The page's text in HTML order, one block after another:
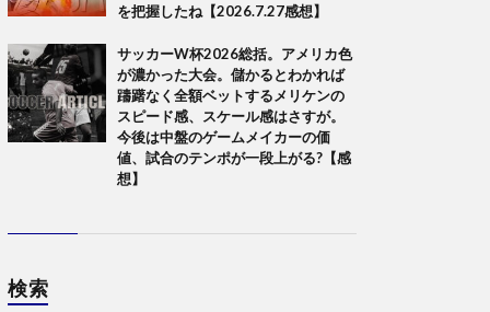
を把握したね【2026.7.27感想】
サッカーW杯2026総括。アメリカ色
が濃かった大会。儲かるとわかれば
躊躇なく全額ベットするメリケンの
スピード感、スケール感はさすが。
今後は中盤のゲームメイカーの価
値、試合のテンポが一段上がる?【感
想】
検索